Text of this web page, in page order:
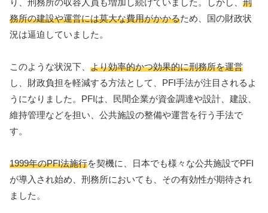
務所の建設や運営には莫大な費用がかかるため、国の財政状
況は逼迫していました。
このような状況下、 より効率的かつ効果的に刑務所を運営
し、財政負担を軽減する方法として、PFI手法が注目されるよ
うになりました。PFIは、民間企業が資金調達や設計、建設、
維持管理などを担い、公共施設の整備や運営を行う手法で
す。
1999年のPFI法施行を契機に、日本でも様々な公共施設でPFI
が導入され始め、刑務所においても、その有効性が期待され
ました。